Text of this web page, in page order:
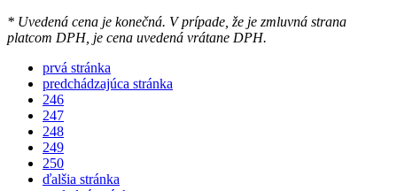
* Uvedená cena je konečná. V prípade, že je zmluvná strana
platcom DPH, je cena uvedená vrátane DPH.
prvá stránka
predchádzajúca stránka
246
247
248
249
250
ďalšia stránka